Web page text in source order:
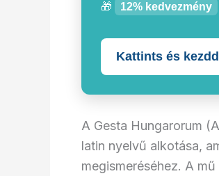
🎁 12% kedvezmény
Kattints és
A Gesta Hungarorum
latin nyelvű alkotása,
megismeréséhez. A